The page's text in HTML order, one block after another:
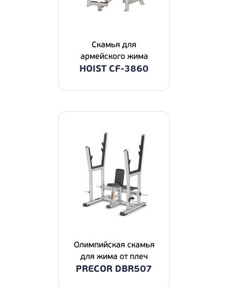
Скамья для
армейского жима
HOIST CF-3860
Олимпийская скамья
для жима от плеч
PRECOR DBR507